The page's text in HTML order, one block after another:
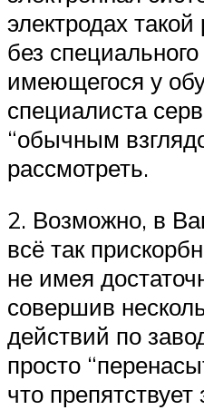
электродах
без
имеющегося у
специалиста
“обычным
рассмотреть.
2. Возможно, в
всё так
не имея
совершив
действий по
просто
что препятствует